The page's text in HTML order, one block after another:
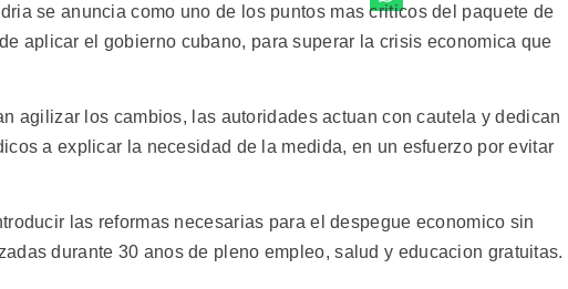
se anuncia como uno de los puntos mas criticos del paquete de
aplicar el gobierno cubano, para superar la crisis economica que
agilizar los cambios, las autoridades actuan con cautela y dedican
a explicar la necesidad de la medida, en un esfuerzo por evitar
las reformas necesarias para el despegue economico sin
durante 30 anos de pleno empleo, salud y educacion gratuitas.